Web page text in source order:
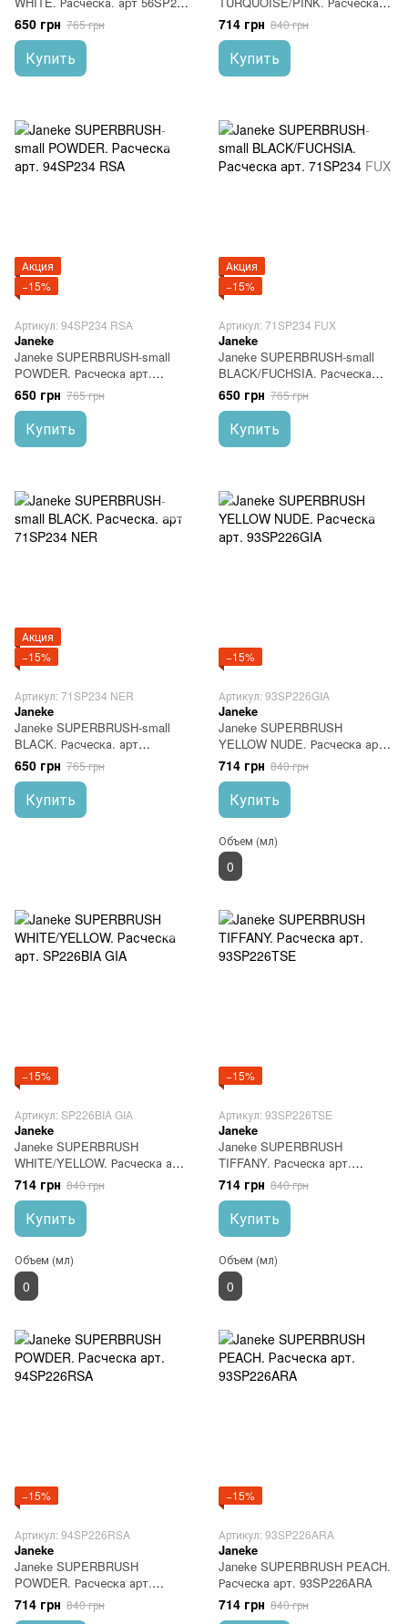
BIA
650 грн 765 грн
Купить
арт 86SP226 AR
714 грн 840 грн
Купить
Акция
−15%
Артикул: 94SP234 RSA
Janeke
Janeke SUPERBRUSH-small
POWDER. Расческа арт.
94SP234 RSA
650 грн 765 грн
Купить
Акция
−15%
Артикул: 71SP234 FUX
Janeke
Janeke SUPERBRUSH-small
BLACK/FUCHSIA. Расческа
арт. 71SP234 FUX
650 грн 765 грн
Купить
Акция
−15%
Артикул: 71SP234 NER
Janeke
Janeke SUPERBRUSH-small
BLACK. Расческа. арт
71SP234 NER
650 грн 765 грн
Купить
−15%
Артикул: 93SP226GIA
Janeke
Janeke SUPERBRUSH
YELLOW NUDE. Расческа арт.
93SP226GIA
714 грн 840 грн
Купить
Объем (мл)
0
−15%
Артикул: SP226BIA GIA
Janeke
Janeke SUPERBRUSH
WHITE/YELLOW. Расческа арт.
SP226BIA GIA
714 грн 840 грн
Купить
Объем (мл)
0
−15%
Артикул: 93SP226TSE
Janeke
Janeke SUPERBRUSH
TIFFANY. Расческа арт.
93SP226TSE
714 грн 840 грн
Купить
Объем (мл)
0
−15%
Артикул: 94SP226RSA
Janeke
Janeke SUPERBRUSH
POWDER. Расческа арт.
94SP226RSA
714 грн 840 грн
−15%
Артикул: 93SP226ARA
Janeke
Janeke SUPERBRUSH PEACH.
Расческа арт. 93SP226ARA
714 грн 840 грн